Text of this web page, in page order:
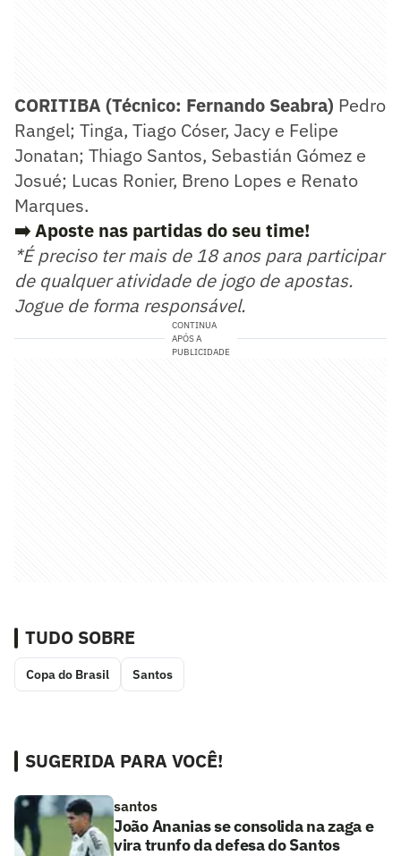
CORITIBA (Técnico: Fernando Seabra) Pedro
Rangel; Tinga, Tiago Cóser, Jacy e Felipe
Jonatan; Thiago Santos, Sebastián Gómez e
Josué; Lucas Ronier, Breno Lopes e Renato
Marques.
➡️ Aposte nas partidas do seu time!
*É preciso ter mais de 18 anos para participar
de qualquer atividade de jogo de apostas.
Jogue de forma responsável.
CONTINUA
APÓS A
PUBLICIDADE
TUDO SOBRE
Copa do Brasil Santos
SUGERIDA PARA VOCÊ!
santos
João Ananias se consolida na zaga e
vira trunfo da defesa do Santos